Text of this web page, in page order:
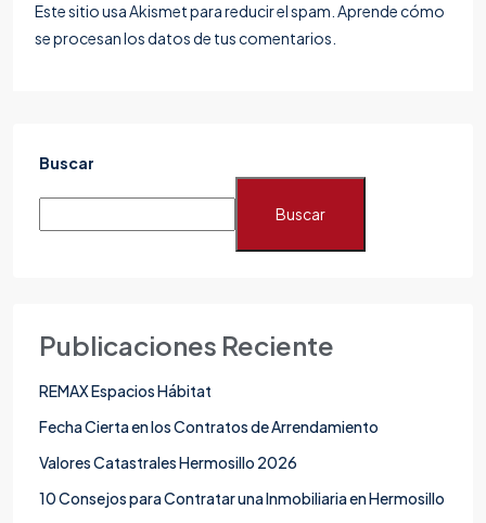
Este sitio usa Akismet para reducir el spam. Aprende cómo
se procesan los datos de tus comentarios.
Buscar
Buscar
Publicaciones Reciente
REMAX Espacios Hábitat
Fecha Cierta en los Contratos de Arrendamiento
Valores Catastrales Hermosillo 2026
10 Consejos para Contratar una Inmobiliaria en Hermosillo